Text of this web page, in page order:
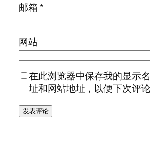
邮箱*
网站
在此浏览器中保存我的显示
址和网站地址，以便下次评论